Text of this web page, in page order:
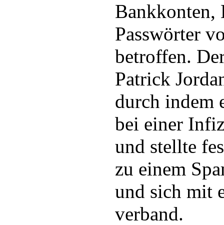
Bankkonten,
Passwörter
betroffen.
Patrick
durch indem
bei einer
und stellte
zu einem
und sich mit
verband.